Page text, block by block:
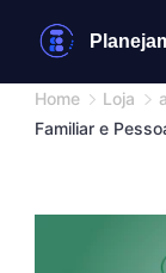
content
Home Loja
Familiar e